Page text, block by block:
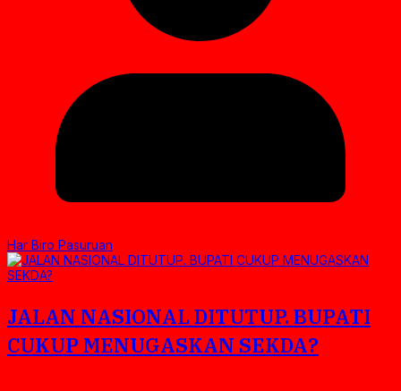
Har Biro Pasuruan
JALAN NASIONAL DITUTUP. BUPATI
CUKUP MENUGASKAN SEKDA?